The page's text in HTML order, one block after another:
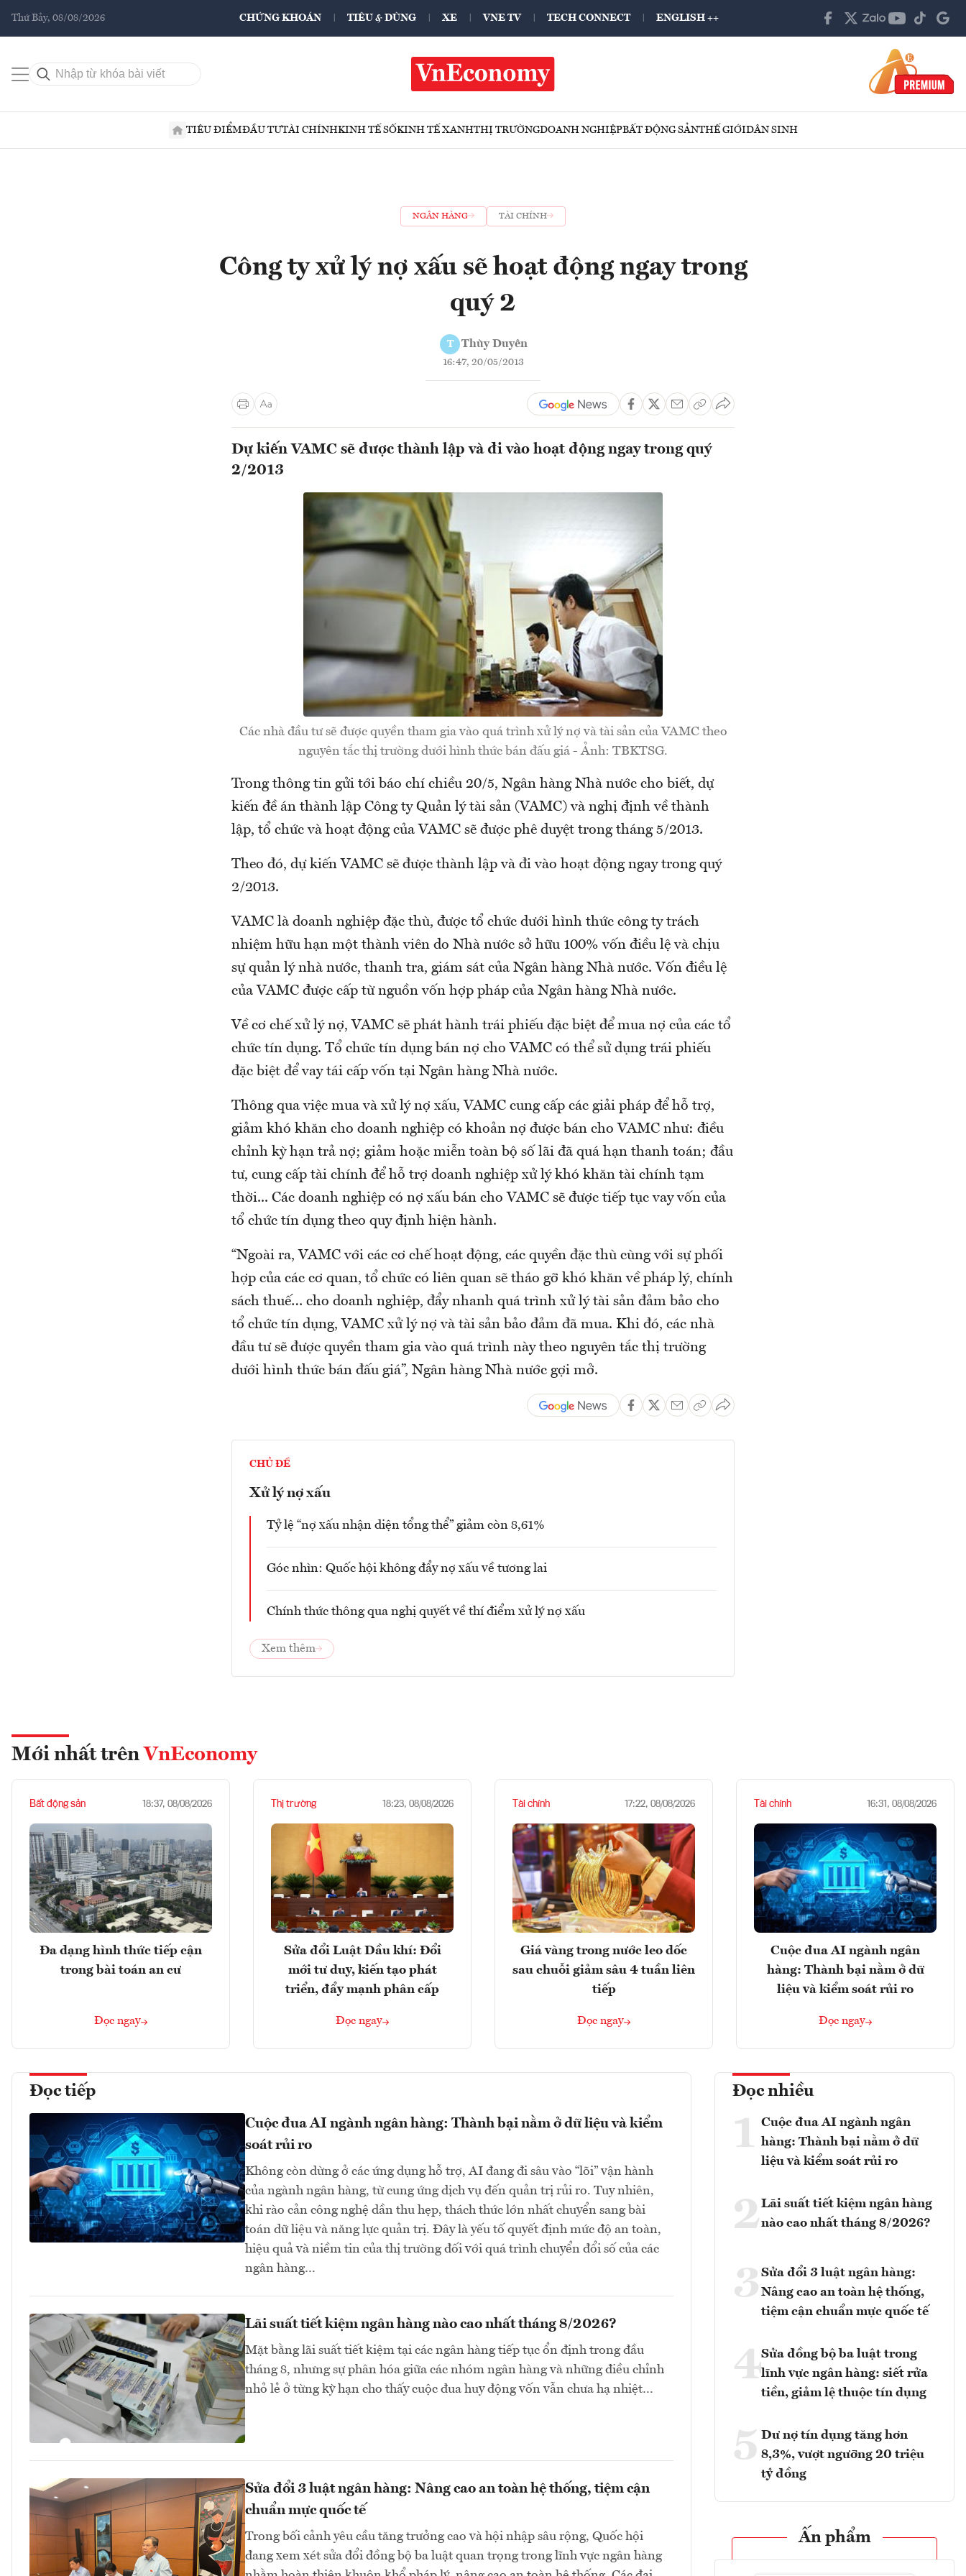
Thứ Bảy, 08/08/2026 CHỨNG KHOÁN TIÊU & DÙNG XE VNE TV TECH CONNECT ENGLISH ++
TIÊU ĐIỂMĐẦU TƯTÀI CHÍNHKINH TẾ SỐKINH TẾ XANHTHỊ TRƯỜNGDOANH NGHIỆPBẤT ĐỘNG SẢNTHẾ GIỚIDÂN SINH
NGÂN HÀNG TÀI CHÍNH
Công ty xử lý nợ xấu sẽ hoạt động ngay trong
quý 2
T Thùy Duyên
16:47, 20/05/2013
Dự kiến VAMC sẽ được thành lập và đi vào hoạt động ngay trong quý
2/2013
Các nhà đầu tư sẽ được quyền tham gia vào quá trình xử lý nợ và tài sản của VAMC theo
nguyên tắc thị trường dưới hình thức bán đấu giá - Ảnh: TBKTSG.
Trong thông tin gửi tới báo chí chiều 20/5, Ngân hàng Nhà nước cho biết, dự
kiến đề án thành lập Công ty Quản lý tài sản (VAMC) và nghị định về thành
lập, tổ chức và hoạt động của VAMC sẽ được phê duyệt trong tháng 5/2013.
Theo đó, dự kiến VAMC sẽ được thành lập và đi vào hoạt động ngay trong quý
2/2013.
VAMC là doanh nghiệp đặc thù, được tổ chức dưới hình thức công ty trách
nhiệm hữu hạn một thành viên do Nhà nước sở hữu 100% vốn điều lệ và chịu
sự quản lý nhà nước, thanh tra, giám sát của Ngân hàng Nhà nước. Vốn điều lệ
của VAMC được cấp từ nguồn vốn hợp pháp của Ngân hàng Nhà nước.
Về cơ chế xử lý nợ, VAMC sẽ phát hành trái phiếu đặc biệt để mua nợ của các tổ
chức tín dụng. Tổ chức tín dụng bán nợ cho VAMC có thể sử dụng trái phiếu
đặc biệt để vay tái cấp vốn tại Ngân hàng Nhà nước.
Thông qua việc mua và xử lý nợ xấu, VAMC cung cấp các giải pháp để hỗ trợ,
giảm khó khăn cho doanh nghiệp có khoản nợ được bán cho VAMC như: điều
chỉnh kỳ hạn trả nợ; giảm hoặc miễn toàn bộ số lãi đã quá hạn thanh toán; đầu
tư, cung cấp tài chính để hỗ trợ doanh nghiệp xử lý khó khăn tài chính tạm
thời... Các doanh nghiệp có nợ xấu bán cho VAMC sẽ được tiếp tục vay vốn của
tổ chức tín dụng theo quy định hiện hành.
“Ngoài ra, VAMC với các cơ chế hoạt động, các quyền đặc thù cùng với sự phối
hợp của các cơ quan, tổ chức có liên quan sẽ tháo gỡ khó khăn về pháp lý, chính
sách thuế… cho doanh nghiệp, đẩy nhanh quá trình xử lý tài sản đảm bảo cho
tổ chức tín dụng, VAMC xử lý nợ và tài sản bảo đảm đã mua. Khi đó, các nhà
đầu tư sẽ được quyền tham gia vào quá trình này theo nguyên tắc thị trường
dưới hình thức bán đấu giá”, Ngân hàng Nhà nước gợi mở.
CHỦ ĐỀ
Xử lý nợ xấu
Tỷ lệ “nợ xấu nhận diện tổng thể” giảm còn 8,61%
Góc nhìn: Quốc hội không đẩy nợ xấu về tương lai
Chính thức thông qua nghị quyết về thí điểm xử lý nợ xấu
Xem thêm
Mới nhất trên VnEconomy
Bất động sản 18:37, 08/08/2026
Đa dạng hình thức tiếp cận
trong bài toán an cư
Đọc ngay
Thị trường 18:23, 08/08/2026
Sửa đổi Luật Dầu khí: Đổi
mới tư duy, kiến tạo phát
triển, đẩy mạnh phân cấp
Đọc ngay
Tài chính 17:22, 08/08/2026
Giá vàng trong nước leo dốc
sau chuỗi giảm sâu 4 tuần liên
tiếp
Đọc ngay
Tài chính 16:31, 08/08/2026
Cuộc đua AI ngành ngân
hàng: Thành bại nằm ở dữ
liệu và kiểm soát rủi ro
Đọc ngay
Đọc tiếp
Cuộc đua AI ngành ngân hàng: Thành bại nằm ở dữ liệu và kiểm
soát rủi ro
Không còn dừng ở các ứng dụng hỗ trợ, AI đang đi sâu vào “lõi” vận hành
của ngành ngân hàng, từ cung ứng dịch vụ đến quản trị rủi ro. Tuy nhiên,
khi rào cản công nghệ dần thu hẹp, thách thức lớn nhất chuyển sang bài
toán dữ liệu và năng lực quản trị. Đây là yếu tố quyết định mức độ an toàn,
hiệu quả và niềm tin của thị trường đối với quá trình chuyển đổi số của các
ngân hàng…
Lãi suất tiết kiệm ngân hàng nào cao nhất tháng 8/2026?
Mặt bằng lãi suất tiết kiệm tại các ngân hàng tiếp tục ổn định trong đầu
tháng 8, nhưng sự phân hóa giữa các nhóm ngân hàng và những điều chỉnh
nhỏ lẻ ở từng kỳ hạn cho thấy cuộc đua huy động vốn vẫn chưa hạ nhiệt…
Sửa đổi 3 luật ngân hàng: Nâng cao an toàn hệ thống, tiệm cận
chuẩn mực quốc tế
Trong bối cảnh yêu cầu tăng trưởng cao và hội nhập sâu rộng, Quốc hội
đang xem xét sửa đổi đồng bộ ba luật quan trọng trong lĩnh vực ngân hàng
Đọc nhiều
1 Cuộc đua AI ngành ngân
hàng: Thành bại nằm ở dữ
liệu và kiểm soát rủi ro
2Lãi suất tiết kiệm ngân hàng
nào cao nhất tháng 8/2026?
3 Sửa đổi 3 luật ngân hàng:
Nâng cao an toàn hệ thống,
tiệm cận chuẩn mực quốc tế
4Sửa đồng bộ ba luật trong
lĩnh vực ngân hàng: siết rửa
tiền, giảm lệ thuộc tín dụng
5 Dư nợ tín dụng tăng hơn
8,3%, vượt ngưỡng 20 triệu
tỷ đồng
Ấn phẩm